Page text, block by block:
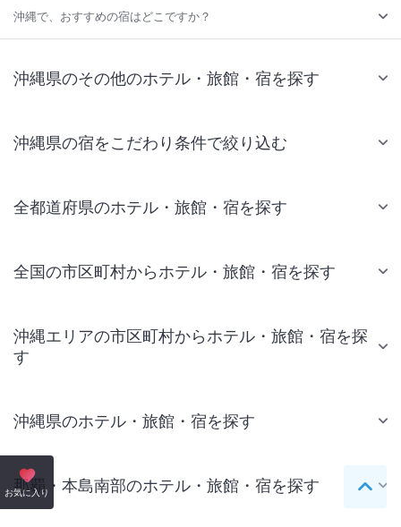
お気に入り ペー
沖縄で、おすすめの宿はどこですか？
沖縄県のその他のホテル・旅館・宿を探す
沖縄県の宿をこだわり条件で絞り込む
全都道府県のホテル・旅館・宿を探す
全国の市区町村からホテル・旅館・宿を探す
沖縄エリアの市区町村からホテル・旅館・宿を探
す
沖縄県のホテル・旅館・宿を探す
那覇・本島南部のホテル・旅館・宿を探す